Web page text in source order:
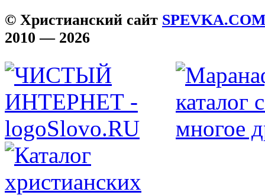
© Христианский сайт
2010 — 2026